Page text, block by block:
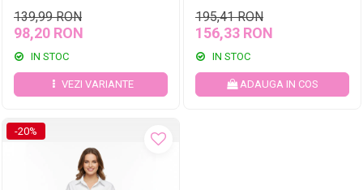
139,99 RON
98,20 RON
IN STOC
VEZI VARIANTE
195,41 RON
156,33 RON
IN STOC
ADAUGA IN COS
-20%